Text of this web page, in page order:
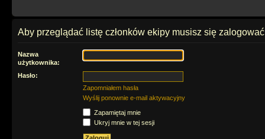
Aby przeglądać listę członków ekipy musisz się
Nazwa
użytkownika:
Hasło:
Zapomniałem hasła
Wyślij ponownie e-mail aktywacyjny
Zapamiętaj mnie
Ukryj mnie w tej sesji